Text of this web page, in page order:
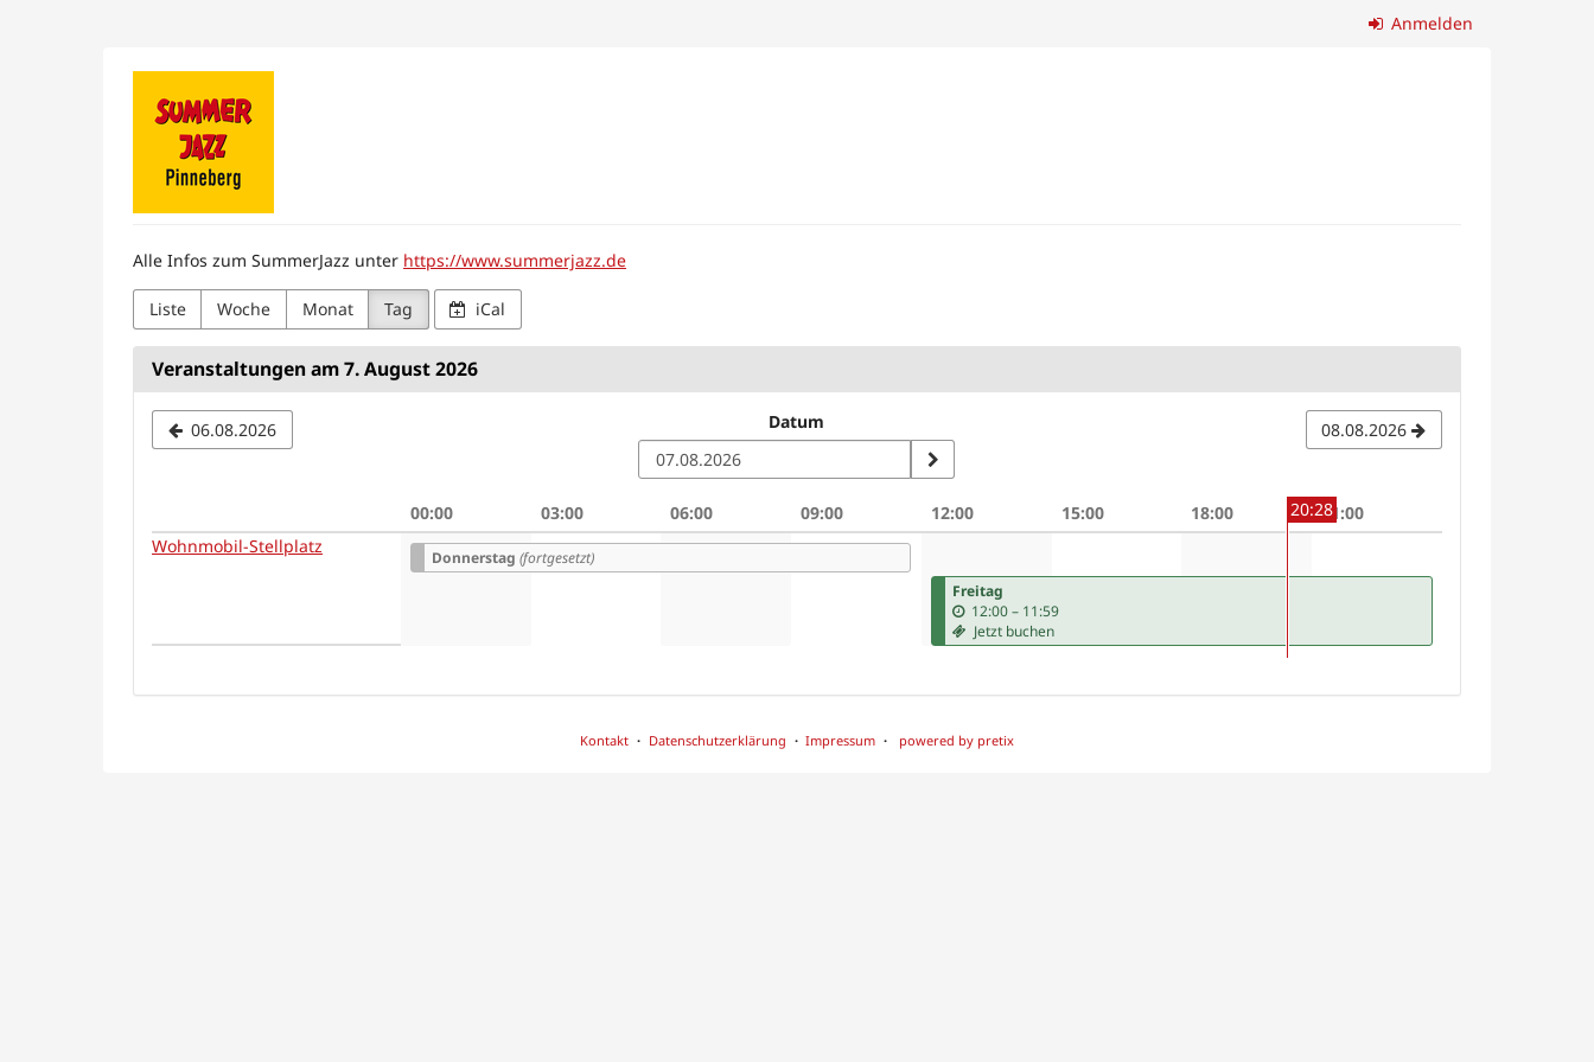
Anmelden
Förderverein
SummerJazz
Pinneberg
e.
V.
Alle Infos zum SummerJazz unter https://www.summerjazz.de
Liste Woche Monat Tag iCal
Veranstaltungen am 7. August 2026
06.08.2026
auswählen
Datum 08.08.2026
00:00 03:00 06:00 09:00 12:00 15:00 18:00
21:00
Wohnmobil-Stellplatz
Donnerstag (fortgesetzt)
Freitag
12:00– 11:59
Jetzt buchen
20:28
Kontakt Datenschutzerklärung Impressum powered by pretix